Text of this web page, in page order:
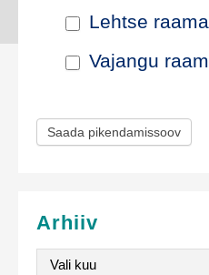
i
e
v
Lehtse
Vajangu
Saada pikendamissoov
Arhiiv
Arhiiv